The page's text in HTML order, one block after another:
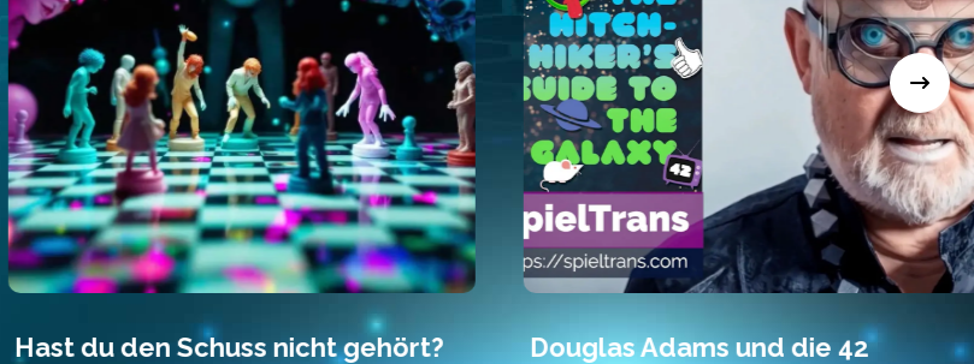
Hast du den Schuss nicht gehört? Douglas Adams und die 42